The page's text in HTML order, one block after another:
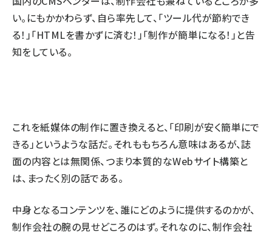
い。にもかかわらず、自ら率先して、「ツール代が節約でき
る！」「HTMLを書かずに済む！」「制作が簡単になる！」と告
知をしている。
これを紙媒体の制作に置き換えると、「印刷が安く簡単にで
きる」というような話だ。それももちろん意味はあるが、誌
面の内容とは無関係、つまり本質的なWebサイト構築と
は、まったく別の話である。
中身となるコンテンツを、誰にどのように提供するのかが、
制作会社の腕の見せどころのはず。それなのに、制作会社